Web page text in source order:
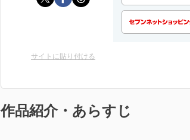
サイトに貼り付ける
作品紹介・あらすじ